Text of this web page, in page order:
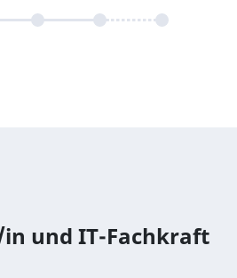
und IT-Fachkraft